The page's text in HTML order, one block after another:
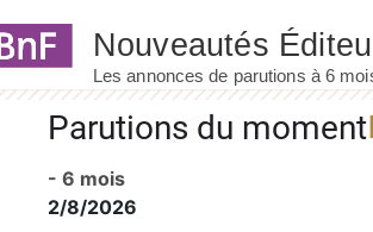
Parutions du moment
- 6 mois
2/8/2026